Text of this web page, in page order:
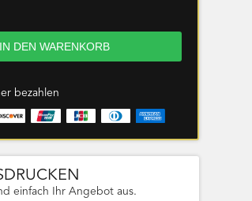
bezahlen
einfach Ihr Angebot aus.